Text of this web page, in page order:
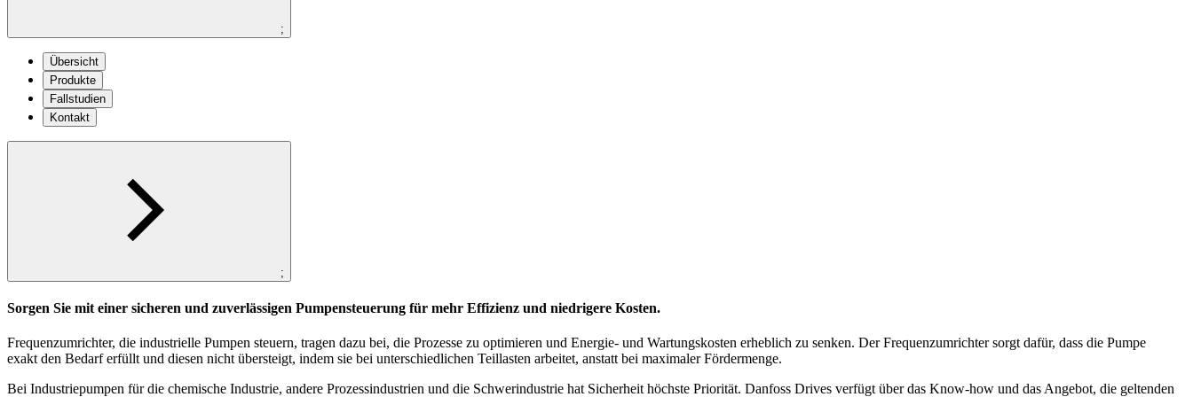
;
Übersicht
Produkte
Fallstudien
Kontakt
;
Sorgen Sie mit einer sicheren und zuverlässigen Pumpensteuerung für mehr Effizienz und niedrigere Kosten.
Frequenzumrichter, die industrielle Pumpen steuern, tragen dazu bei, die Prozesse zu optimieren und Energie- und Wartungskosten erheblich zu senken. Der Frequenzumrichter sorgt dafür, dass die Pumpe
exakt den Bedarf erfüllt und diesen nicht übersteigt, indem sie bei unterschiedlichen Teillasten arbeitet, anstatt bei maximaler Fördermenge.
Bei Industriepumpen für die chemische Industrie, andere Prozessindustrien und die Schwerindustrie hat Sicherheit höchste Priorität. Danfoss Drives verfügt über das Know-how und das Angebot, die geltenden